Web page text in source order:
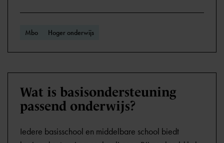
Mbo Hoger onderwijs
Wat is basisondersteuning
passend onderwijs?
Iedere basisschool en middelbare school biedt